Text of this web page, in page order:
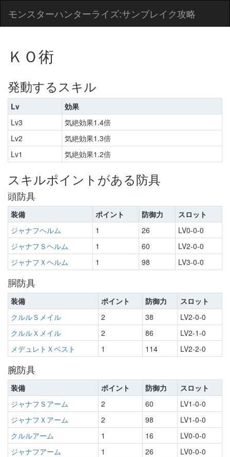
モンスターハンターライズ:サンブレイク攻略
ＫＯ術
発動するスキル
Lv
効果
Lv3
気絶効果1.4倍
Lv2
気絶効果1.3倍
Lv1
気絶効果1.2倍
スキルポイントがある防具
頭防具
装備 ポイント 防御力
スロット
ジャナフヘルム
1 26
LV0-0-0
ジャナフＳヘルム
1 60
LV2-0-0
ジャナフＸヘルム
1 98 LV3-0-0
胴防具
装備 ポイント 防御力
スロット
クルルＳメイル
2 38
LV2-0-0
クルルＸメイル
2 86
LV2-1-0
メデュレトＸベスト
1 114 LV2-2-0
腕防具
装備 ポイント 防御力
スロット
ジャナフＳアーム
2 60
LV1-0-0
ジャナフＸアーム
2 98
LV1-0-0
クルルアーム
1 16
LV0-0-0
ジャナフアーム
1 26
LV0-0-0